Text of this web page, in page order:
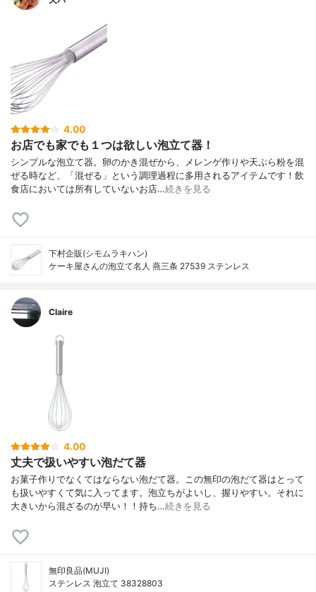
4.00
お店でも家でも１つは欲しい泡立て器！
シンプルな泡立て器。卵のかき混ぜから、メレンゲ作りや天ぷら粉を混
ぜる時など、「混ぜる」という調理過程に多用されるアイテムです！飲
食店においては所有していないお店…続きを見る
下村企販(シモムラキハン)
ケーキ屋さんの泡立て名人 燕三条 27539 ステンレス
Claire
4.00
丈夫で扱いやすい泡だて器
お菓子作りでなくてはならない泡だて器。この無印の泡だて器はとって
も扱いやすくて気に入ってます。泡立ちがよいし、握りやすい。それに
大きいから混ざるのが早い！！持ち…続きを見る
無印良品(MUJI)
ステンレス 泡立て 38328803